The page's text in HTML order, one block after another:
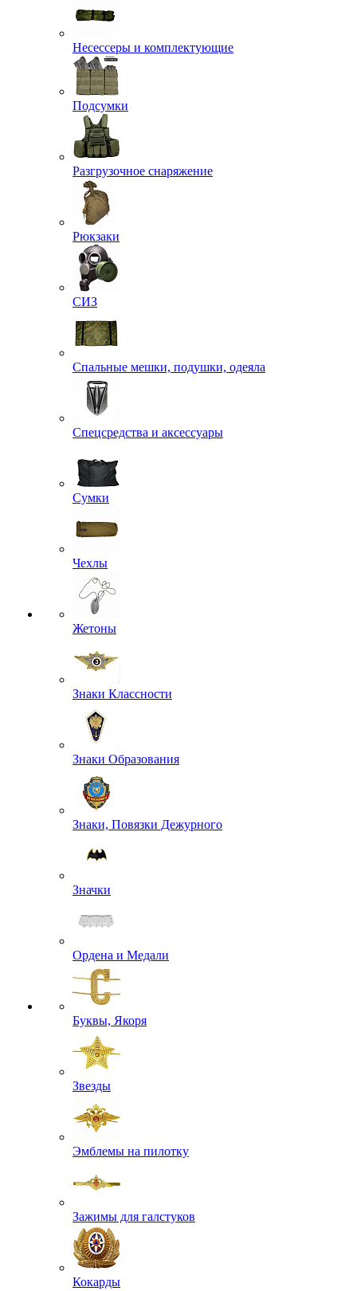
Несессеры и комплектующие
Подсумки
Разгрузочное снаряжение
Рюкзаки
СИЗ
Спальные мешки, подушки, одеяла
Спецсредства и аксессуары
Сумки
Чехлы
Жетоны
Знаки Классности
Знаки Образования
Знаки, Повязки Дежурного
Значки
Ордена и Медали
Буквы, Якоря
Звезды
Эмблемы на пилотку
Зажимы для галстуков
Кокарды